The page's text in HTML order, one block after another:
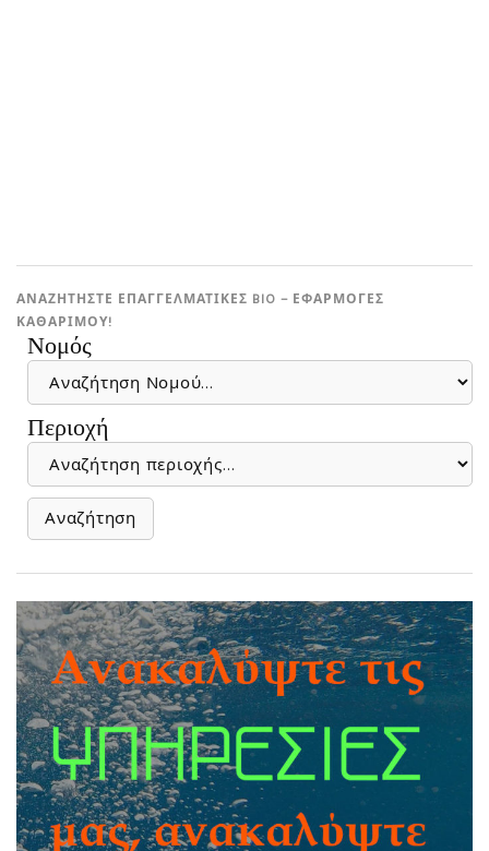
ΑΝΑΖΗΤΗΣΤΕ ΕΠΑΓΓΕΛΜΑΤΙΚΕΣ BIO – ΕΦΑΡΜΟΓΕΣ
ΚΑΘΑΡΙΜΟΎ!
Νομός
Περιοχή